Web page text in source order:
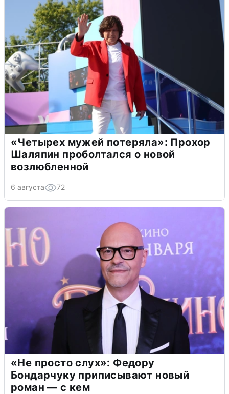
«Четырех мужей потеряла»: Прохор
Шаляпин проболтался о новой
возлюбленной
6 августа 72
«Не просто слух»: Федору
Бондарчуку приписывают новый
роман — с кем